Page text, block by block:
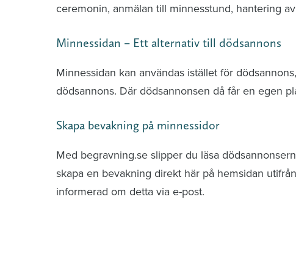
ceremonin, anmälan till minnesstund, hantering
Minnessidan – Ett alternativ till dödsannons
Minnessidan kan användas istället för
dödsannons. Där dödsannonsen då får en egen
Skapa bevakning på minnessidor
Med begravning.se slipper du läsa
skapa en bevakning direkt här på hemsidan
informerad om detta via e-post.